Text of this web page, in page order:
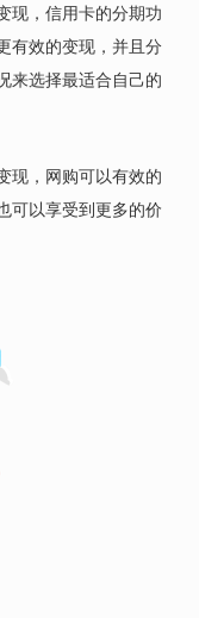
现，信用卡的分期功
有效的变现，并且分
来选择最适合自己的
现，网购可以有效的
可以享受到更多的价